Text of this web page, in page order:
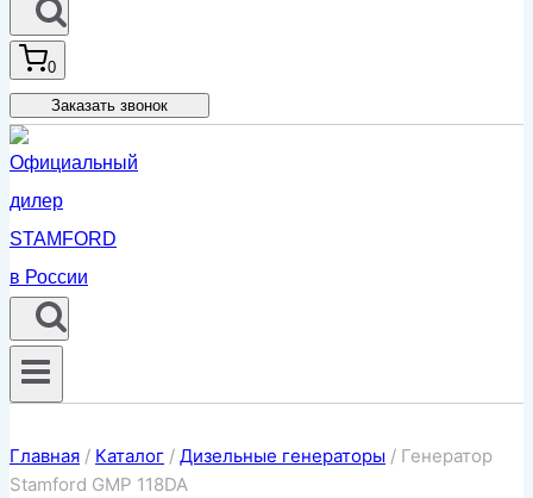
0
Заказать звонок
Главная / Каталог / Дизельные генераторы / Генератор
Stamford GMP 118DA